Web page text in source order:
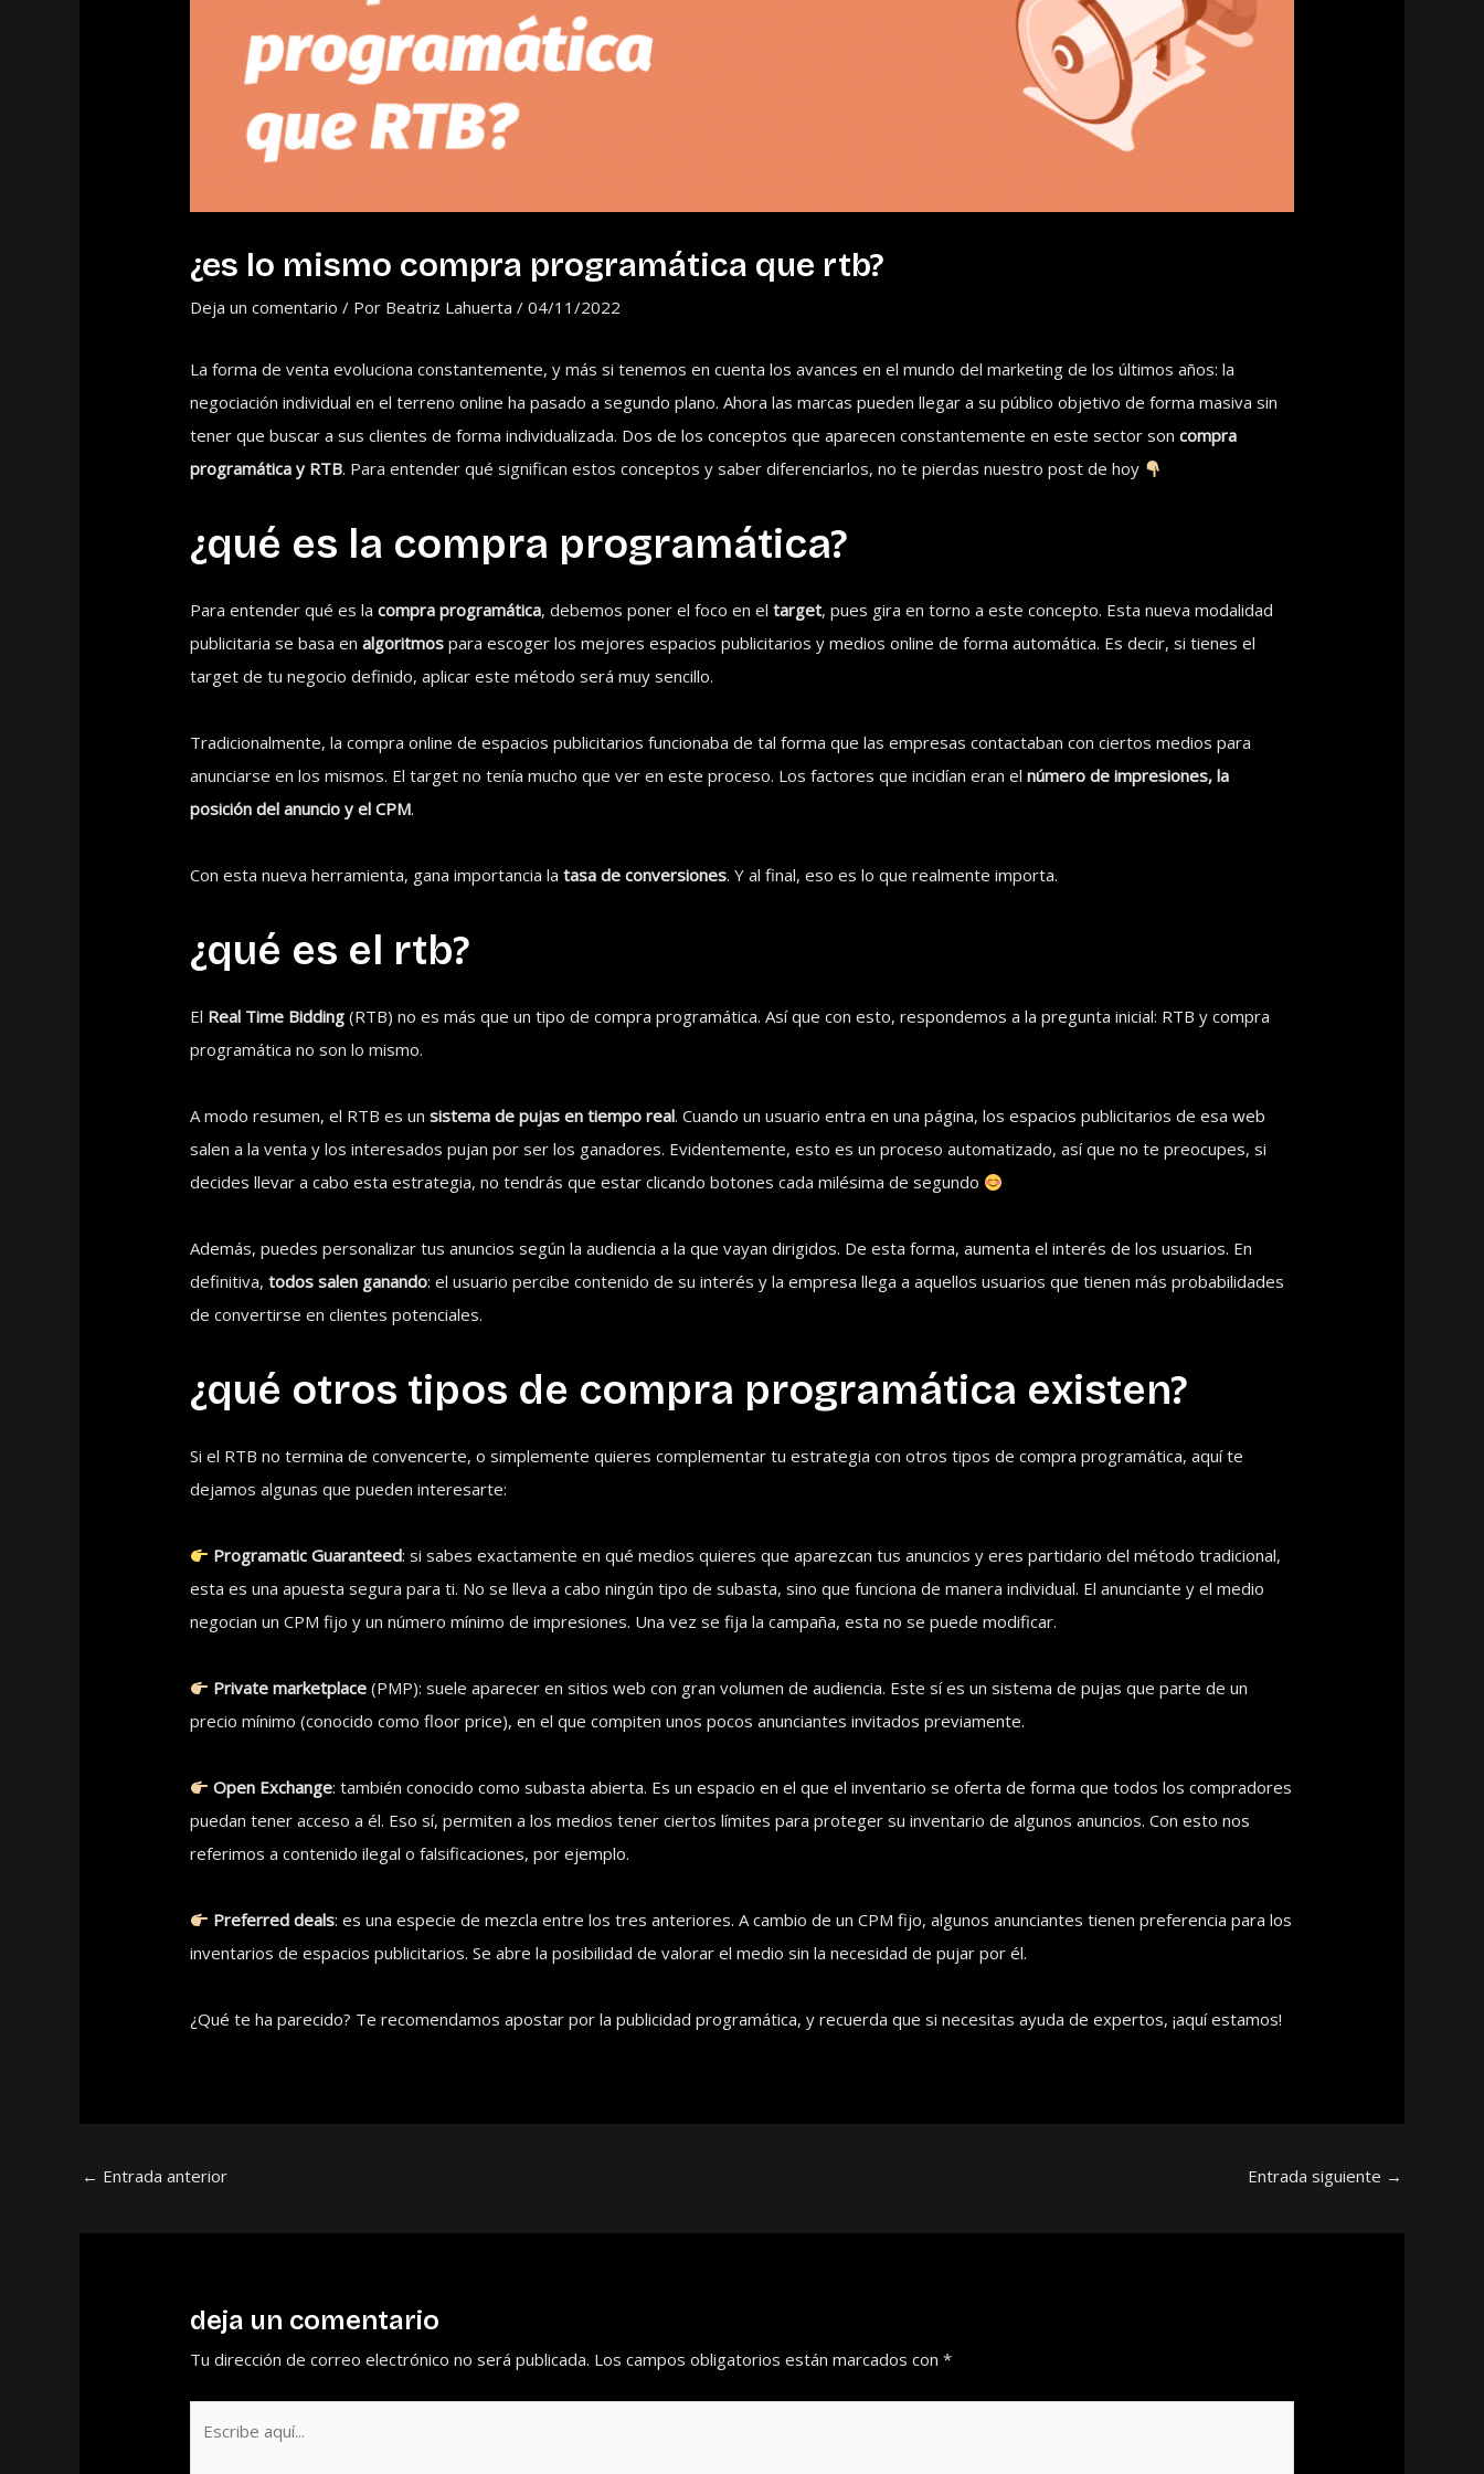
¿es lo mismo compra programática que rtb?
Deja un comentario / Por Beatriz Lahuerta/04/11/2022
La forma de venta evoluciona constantemente, y más si tenemos en cuenta los avances en el mundo del marketing de los últimos años: la
negociación individual en el terreno online ha pasado a segundo plano. Ahora las marcas pueden llegar a su público objetivo de forma masiva sin
tener que buscar a sus clientes de forma individualizada. Dos de los conceptos que aparecen constantemente en este sector soncompra
programática y RTB. Para entender qué significan estos conceptos y saber diferenciarlos, no te pierdas nuestro post de hoy
¿qué es la compra programática?
Para entender qué es lacompra programática, debemos poner el foco en eltarget, pues gira en torno a este concepto. Esta nueva modalidad
publicitaria se basa enalgoritmos para escoger los mejores espacios publicitarios y medios online de forma automática. Es decir, si tienes el
target de tu negocio definido, aplicar este método será muy sencillo.
Tradicionalmente, la compra online de espacios publicitarios funcionaba de tal forma que las empresas contactaban con ciertos medios para
anunciarse en los mismos. El target no tenía mucho que ver en este proceso. Los factores que incidían eran elnúmero de impresiones, la
posición del anuncio y el CPM.
Con esta nueva herramienta, gana importancia latasa de conversiones. Y al final, eso es lo que realmente importa.
¿qué es el rtb?
El Real Time Bidding (RTB) no es más que un tipo de compra programática. Así que con esto, respondemos a la pregunta inicial: RTB y compra
programática no son lo mismo.
A modo resumen, el RTB es unsistema de pujas en tiempo real. Cuando un usuario entra en una página, los espacios publicitarios de esa web
salen a la venta y los interesados pujan por ser los ganadores. Evidentemente, esto es un proceso automatizado, así que no te preocupes, si
decides llevar a cabo esta estrategia, no tendrás que estar clicando botones cada milésima de segundo
Además, puedes personalizar tus anuncios según la audiencia a la que vayan dirigidos. De esta forma, aumenta el interés de los usuarios. En
definitiva,todos salen ganando: el usuario percibe contenido de su interés y la empresa llega a aquellos usuarios que tienen más probabilidades
de convertirse en clientes potenciales.
¿qué otros tipos de compra programática existen?
Si el RTB no termina de convencerte, o simplemente quieres complementar tu estrategia con otros tipos de compra programática, aquí te
dejamos algunas que pueden interesarte:
Programatic Guaranteed: si sabes exactamente en qué medios quieres que aparezcan tus anuncios y eres partidario del método tradicional,
esta es una apuesta segura para ti. No se lleva a cabo ningún tipo de subasta, sino que funciona de manera individual. El anunciante y el medio
negocian un CPM fijo y un número mínimo de impresiones. Una vez se fija la campaña, esta no se puede modificar.
Private marketplace (PMP): suele aparecer en sitios web con gran volumen de audiencia. Este sí es un sistema de pujas que parte de un
precio mínimo (conocido como floor price), en el que compiten unos pocos anunciantes invitados previamente.
Open Exchange: también conocido como subasta abierta. Es un espacio en el que el inventario se oferta de forma que todos los compradores
puedan tener acceso a él. Eso sí, permiten a los medios tener ciertos límites para proteger su inventario de algunos anuncios. Con esto nos
referimos a contenido ilegal o falsificaciones, por ejemplo.
Preferred deals: es una especie de mezcla entre los tres anteriores. A cambio de un CPM fijo, algunos anunciantes tienen preferencia para los
inventarios de espacios publicitarios. Se abre la posibilidad de valorar el medio sin la necesidad de pujar por él.
¿Qué te ha parecido? Te recomendamos apostar por la publicidad programática, y recuerda que si necesitas ayuda de expertos, ¡aquí estamos!
← Entrada anterior Entrada siguiente →
deja un comentario
Tu dirección de correo electrónico no será publicada. Los campos obligatorios están marcados con*